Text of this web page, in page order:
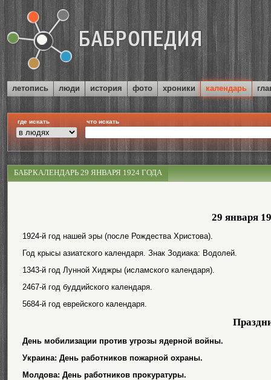
летопись люди история фото хроники календарь
где искать что искать
БАБР.КАЛЕНДАРЬ 29 ЯНВАРЯ 1924 ГОДА
29 января
1924-й год нашей эры (после Рождества Христова).
Год крысы азиатского календаря. Знак Зодиака: Водолей.
1343-й год Лунной Хиджры (исламского календаря).
2467-й год буддийского календаря.
5684-й год еврейского календаря.
День мобилизации против угрозы ядерной войны.
Украина: День работников пожарной охраны.
Молдова: День работников прокуратуры.